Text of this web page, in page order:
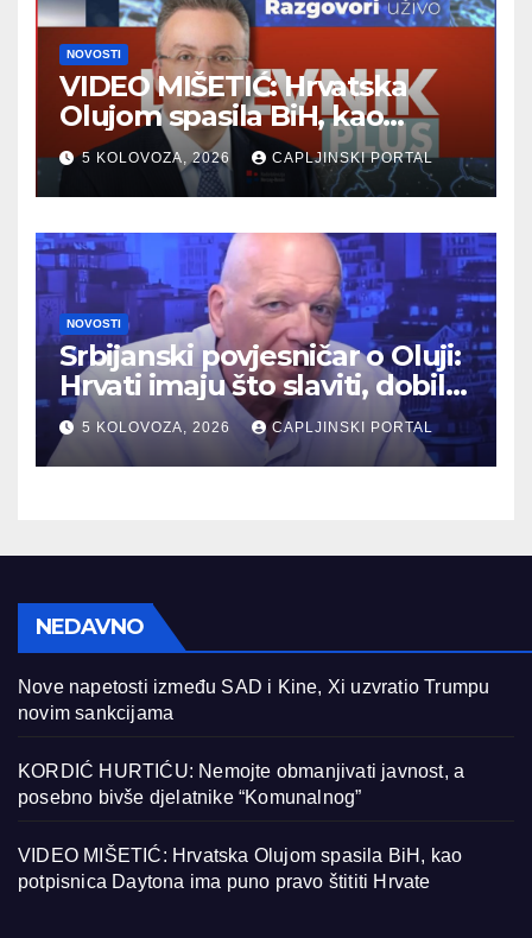
NOVOSTI
VIDEO MIŠETIĆ: Hrvatska
Olujom spasila BiH, kao
potpisnica Daytona ima puno
pravo štititi Hrvate
5 KOLOVOZA, 2026 CAPLJINSKI PORTAL
NOVOSTI
Srbijanski povjesničar o Oluji:
Hrvati imaju što slaviti, dobili
su što im i pripada
5 KOLOVOZA, 2026 CAPLJINSKI PORTAL
NEDAVNO
Nove napetosti između SAD i Kine, Xi uzvratio Trumpu
novim sankcijama
KORDIĆ HURTIĆU: Nemojte obmanjivati javnost, a
posebno bivše djelatnike “Komunalnog”
VIDEO MIŠETIĆ: Hrvatska Olujom spasila BiH, kao
potpisnica Daytona ima puno pravo štititi Hrvate